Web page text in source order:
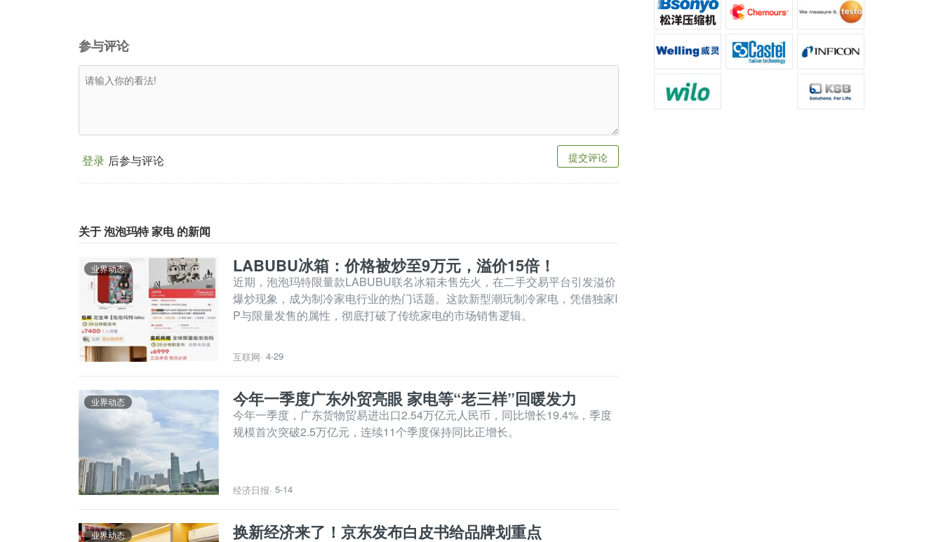
参与评论
提交评论
登录 后参与评论
关于 泡泡玛特 家电 的新闻
业界动态 LABUBU冰箱：价格被炒至9万元，溢价15倍！
近期，泡泡玛特限量款LABUBU联名冰箱未售先火，在二手交易平台引发溢价
爆炒现象，成为制冷家电行业的热门话题。这款新型潮玩制冷家电，凭借独家I
P与限量发售的属性，彻底打破了传统家电的市场销售逻辑。
互联网· 4-29
业界动态 今年一季度广东外贸亮眼 家电等“老三样”回暖发力
今年一季度，广东货物贸易进出口2.54万亿元人民币，同比增长19.4%，季度
规模首次突破2.5万亿元，连续11个季度保持同比正增长。
经济日报· 5-14
业界动态 换新经济来了！京东发布白皮书给品牌划重点